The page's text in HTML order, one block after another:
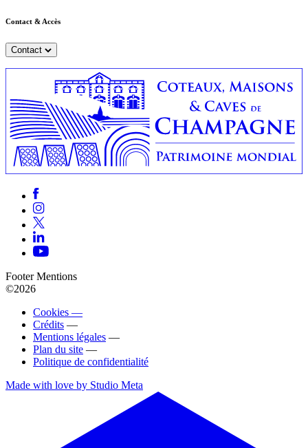
Contact & Accès
Contact
Footer Mentions
©2026
Cookies —
Crédits —
Mentions légales —
Plan du site —
Politique de confidentialité
Made with love by Studio Meta